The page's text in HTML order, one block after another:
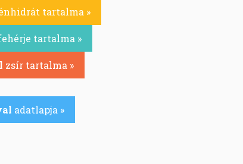
tartalma »
tartalma »
zsír tartalma »
adatlapja »